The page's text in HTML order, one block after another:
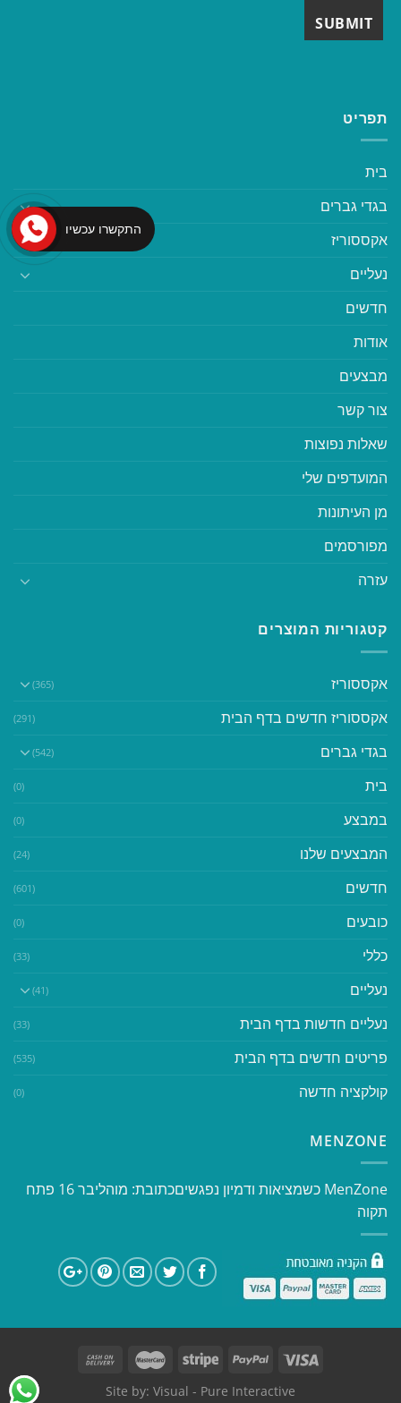
תפריט
בית
בגדי גברים
אקססוריז
נעליים
חדשים
אודות
מבצעים
צור קשר
שאלות נפוצות
המועדפים שלי
מן העיתונות
מפורסמים
עזרה
קטגוריות המוצרים
אקססוריז (365)
אקססוריז חדשים בדף הבית (291)
בגדי גברים (542)
בית (0)
במבצע (0)
המבצעים שלנו (24)
חדשים (601)
כובעים (0)
כללי (33)
נעליים (41)
נעליים חדשות בדף הבית (33)
פריטים חדשים בדף הבית (535)
קולקציה חדשה (0)
MENZONE
​​MenZone כשמציאות ודמיון נפגשים​ כתובת: מוהליבר 16 פתח
תקוה
Site by: Visual - Pure Interactive
התקשרו עכשיו